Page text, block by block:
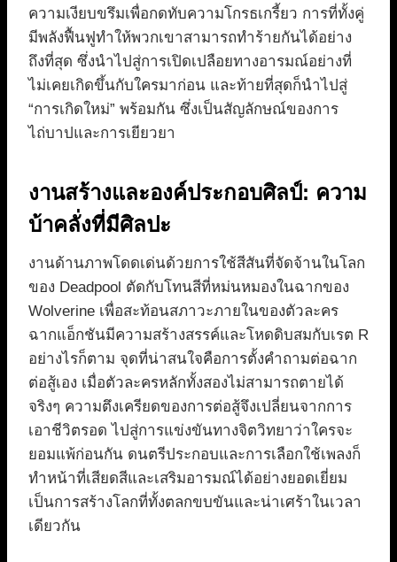
ความเงียบขรึมเพื่อกดทับความโกรธเกรี้ยว การที่ทั้งคู่
มีพลังฟื้นฟูทำให้พวกเขาสามารถทำร้ายกันได้อย่าง
ถึงที่สุด ซึ่งนำไปสู่การเปิดเปลือยทางอารมณ์อย่างที่
ไม่เคยเกิดขึ้นกับใครมาก่อน และท้ายที่สุดก็นำไปสู่
“การเกิดใหม่” พร้อมกัน ซึ่งเป็นสัญลักษณ์ของการ
ไถ่บาปและการเยียวยา
งานสร้างและองค์ประกอบศิลป์: ความ
บ้าคลั่งที่มีศิลปะ
งานด้านภาพโดดเด่นด้วยการใช้สีสันที่จัดจ้านในโลก
ของ Deadpool ตัดกับโทนสีที่หม่นหมองในฉากของ
Wolverine เพื่อสะท้อนสภาวะภายในของตัวละคร
ฉากแอ็กชันมีความสร้างสรรค์และโหดดิบสมกับเรต R
อย่างไรก็ตาม จุดที่น่าสนใจคือการตั้งคำถามต่อฉาก
ต่อสู้เอง เมื่อตัวละครหลักทั้งสองไม่สามารถตายได้
จริงๆ ความตึงเครียดของการต่อสู้จึงเปลี่ยนจากการ
เอาชีวิตรอด ไปสู่การแข่งขันทางจิตวิทยาว่าใครจะ
ยอมแพ้ก่อนกัน ดนตรีประกอบและการเลือกใช้เพลงก็
ทำหน้าที่เสียดสีและเสริมอารมณ์ได้อย่างยอดเยี่ยม
เป็นการสร้างโลกที่ทั้งตลกขบขันและน่าเศร้าในเวลา
เดียวกัน